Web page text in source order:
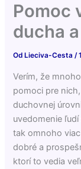
Pomoc
ducha
Od Lieciva-Cesta/
Verím, že
pomoci pre
duchovnej
uvedomenie
tak omnoho
dobré a
ktorí to vedia